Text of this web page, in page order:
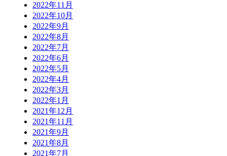
2022年11月
2022年10月
2022年9月
2022年8月
2022年7月
2022年6月
2022年5月
2022年4月
2022年3月
2022年1月
2021年12月
2021年11月
2021年9月
2021年8月
2021年7月